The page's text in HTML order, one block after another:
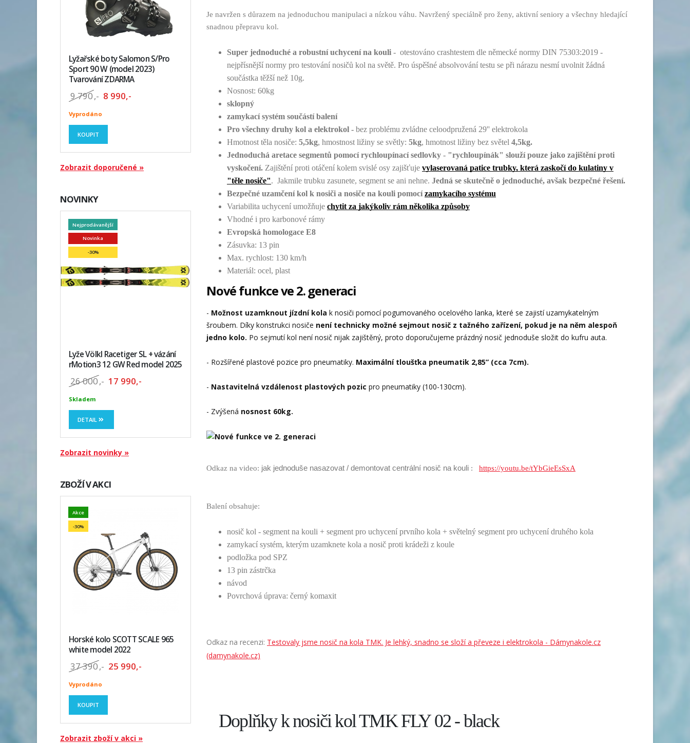
Lyžařské boty Salomon S/Pro
Sport 90 W (model 2023)
Tvarování ZDARMA
9 790,- 8 990,-
Vyprodáno
KOUPIT
Zobrazit doporučené »
NOVINKY
Nejprodávanější
Novinka
-30%
Lyže Völkl Racetiger SL + vázání
rMotion3 12 GW Red model 2025
26 000,- 17 990,-
Skladem
DETAIL
Zobrazit novinky »
ZBOŽÍ V AKCI
Akce
-30%
Horské kolo SCOTT SCALE 965
white model 2022
37 390,- 25 990,-
Vyprodáno
KOUPIT
Zobrazit zboží v akci »
Je navržen s důrazem na jednoduchou manipulaci a nízkou váhu. Navržený speciálně pro ženy, aktivní seniory a všechny hledající
snadnou přepravu kol.
Super jednoduché a robustní uchycení na kouli - otestováno crashtestem dle německé normy DIN 75303:2019 -
nejpřísnější normy pro testování nosičů kol na světě. Pro úspěšné absolvování testu se při nárazu nesmí uvolnit žádná
součástka těžší než 10g.
Nosnost: 60kg
sklopný
zamykací systém součástí balení
Pro všechny druhy kol a elektrokol - bez problému zvládne celoodpružená 29'' elektrokola
Hmotnost těla nosiče: 5,5kg, hmostnost ližiny se světly: 5kg, hmotnost ližiny bez světel 4,5kg.
Jednoduchá aretace segmentů pomocí rychloupínací sedlovky - "rychloupínák" slouží pouze jako zajištění proti
vyskočení. Zajištění proti otáčení kolem svislé osy zajišťuje vylaserovaná patice trubky, která zaskočí do kulatiny v
"těle nosiče". Jakmile trubku zasunete, segment se ani nehne. Jedná se skutečně o jednoduché, avšak bezpečné řešení.
Bezpečné uzamčení kol k nosiči a nosiče na kouli pomocízamykacího systému
Variabilita uchycení umožňuje chytit za jakýkoliv rám několika způsoby
Vhodné i pro karbonové rámy
Evropská homologace E8
Zásuvka: 13 pin
Max. rychlost: 130 km/h
Materiál: ocel, plast
Nové funkce ve 2. generaci
- Možnost uzamknout jízdní kola k nosiči pomocí pogumovaného ocelového lanka, které se zajistí uzamykatelným
šroubem. Díky konstrukci nosiče není technicky možné sejmout nosič z tažného zařízení, pokud je na něm alespoň
jedno kolo. Po sejmutí kol není nosič nijak zajištěný, proto doporučujeme prázdný nosič jednoduše složit do kufru auta.
- Rozšířené plastové pozice pro pneumatiky. Maximální tloušťka pneumatik 2,85” (cca 7cm).
- Nastavitelná vzdálenost plastových pozic pro pneumatiky (100-130cm).
- Zvýšená nosnost 60kg.
Odkaz na video: jak jednoduše nasazovat / demontovat centrální nosič na kouli : https://youtu.be/tYbGieEsSxA
Balení obsahuje:
nosič kol - segment na kouli + segment pro uchycení prvního kola + světelný segment pro uchycení druhého kola
zamykací systém, kterým uzamknete kola a nosič proti krádeži z koule
podložka pod SPZ
13 pin zástrčka
návod
Povrchová úprava: černý komaxit
Odkaz na recenzi: Testovaly jsme nosič na kola TMK. Je lehký, snadno se složí a převeze i elektrokola - Dámynakole.cz
(damynakole.cz)
Doplňky k nosiči kol TMK FLY 02 - black